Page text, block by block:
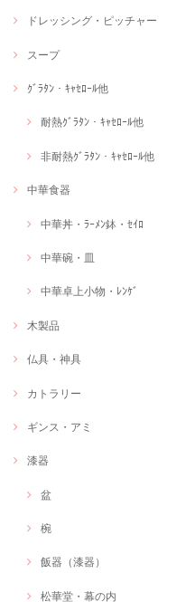
ドレッシング・ピッチャー
スープ
ｸﾞﾗﾀﾝ・ｷｬｾﾛｰﾙ他
耐熱ｸﾞﾗﾀﾝ・ｷｬｾﾛｰﾙ他
非耐熱ｸﾞﾗﾀﾝ・ｷｬｾﾛｰﾙ他
中華食器
中華丼・ﾗｰﾒﾝ鉢・ｾｲﾛ
中華碗・皿
中華卓上小物・ﾚﾝｹﾞ
木製品
仏具・神具
カトラリー
ギンス・アミ
漆器
盆
椀
飯器（漆器）
松華堂・幕の内